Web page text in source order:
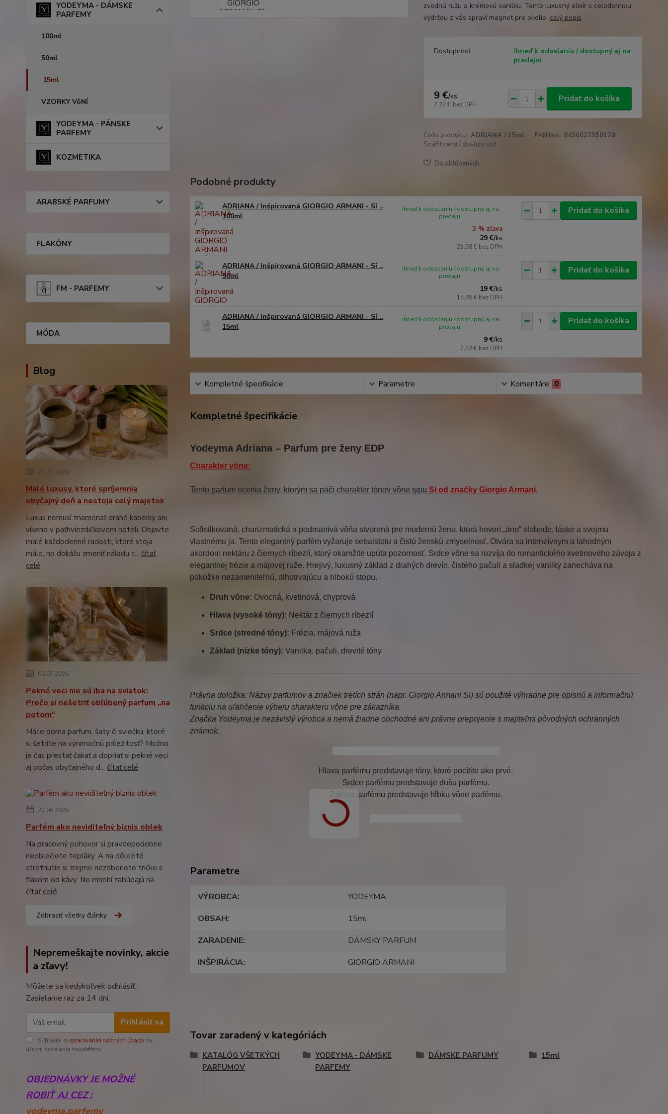
YODEYMA - DÁMSKE
PARFEMY
100ml
50ml
15ml
VZORKY VôNÍ
YODEYMA - PÁNSKE
PARFEMY
KOZMETIKA
ARABSKÉ PARFUMY
FLAKÓNY
FM - PARFEMY
MÓDA
Blog
25.07.2026
Malé luxusy, ktoré spríjemnia
obyčajný deň a nestoja celý majetok
Luxus nemusí znamenať drahé kabelky ani
víkend v päťhviezdičkovom hoteli. Objavte
malé každodenné radosti, ktoré stoja
málo, no dokážu zmeniť náladu c... čítať
celé
06.07.2026
Pekné veci nie sú iba na sviatok:
Prečo si nešetriť obľúbený parfum „na
potom“
Máte doma parfum, šaty či sviečku, ktoré
si šetríte na výnimočnú príležitosť? Možno
je čas prestať čakať a dopriať si pekné veci
aj počas obyčajného d... čítať celé
22.06.2026
Parfém ako neviditeľný biznis oblek
Na pracovný pohovor si pravdepodobne
neoblečiete tepláky. A na dôležité
stretnutie si zrejme nezoberiete tričko s
fľakom od kávy. No mnohí zabúdajú na...
čítať celé
Zobraziť všetky články
Nepremeškajte novinky, akcie
a zľavy!
Môžete sa kedykoľvek odhlásiť.
Zasielame raz za 14 dní.
Prihlásiť sa
Súhlasím so spracovaním osobných údajov za
účelom zasielania newslettera.
OBJEDNÁVKY JE MOŽNÉ
ROBIŤ AJ CEZ :
yodeyma.parfemy
zvodnú ružu a krémovú vanilku. Tento luxusný elixír s celodennou
výdržou z vás spraví magnet pre okolie. celý popis
Dostupnosť
ihneď k odoslaniu / dostupný aj na
predajni
9 €/ks
7,32 € bez DPH
Pridať do košíka
Číslo produktu: ADRIANA / 15ml EAN kód: 8436022350120
Strážiť cenu / dostupnosť
Do obľúbených
Podobné produkty
ADRIANA / Inšpirovaná GIORGIO ARMANI - Sí ..
100ml
3 % zľava
29 €/ks
23,58 € bez DPH
ihneď k odoslaniu / dostupný aj na
predajni
Pridať do košíka
ADRIANA / Inšpirovaná GIORGIO ARMANI - Sí ..
50ml
19 €/ks
15,45 € bez DPH
ihneď k odoslaniu / dostupný aj na
predajni
Pridať do košíka
ADRIANA / Inšpirovaná GIORGIO ARMANI - Sí ..
15ml
9 €/ks
7,32 € bez DPH
ihneď k odoslaniu / dostupný aj na
predajni
Pridať do košíka
Kompletné špecifikácie Parametre Komentáre 0
Kompletné špecifikácie
Yodeyma Adriana – Parfum pre ženy EDP
Charakter vône:
Tento parfum ocenia ženy, ktorým sa páči charakter tónov vône typu Siod značky Giorgio Armani.
Sofistikovaná, charizmatická a podmanivá vôňa stvorená pre modernú ženu, ktorá hovorí „áno“ slobode, láske a svojmu
vlastnému ja. Tento elegantný parfém vyžaruje sebaistotu a čistú ženskú zmyselnosť. Otvára sa intenzívnym a lahodným
akordom nektáru z čiernych ríbezlí, ktorý okamžite upúta pozornosť. Srdce vône sa rozvíja do romantického kvetinového závoja z
elegantnej frézie a májovej ruže. Hrejivý, luxusný základ z drahých drevín, čistého pačuli a sladkej vanilky zanecháva na
pokožke nezameniteľnú, dlhotrvajúcu a hlbokú stopu.
Druh vône: Ovocná, kvetinová, chyprová
Hlava (vysoké tóny): Nektár z čiernych ríbezlí
Srdce (stredné tóny): Frézia, májová ruža
Základ (nízke tóny): Vanilka, pačuli, drevité tóny
Právna doložka: Názvy parfumov a značiek tretích strán (napr. Giorgio Armani Si) sú použité výhradne pre opisnú a informačnú
funkciu na uľahčenie výberu charakteru vône pre zákazníka.
Značka Yodeyma je nezávislý výrobca a nemá žiadne obchodné ani právne prepojenie s majiteľmi pôvodných ochranných
známok.
Hlava parfému predstavuje tóny, ktoré pocítite ako prvé.
Srdce parfému predstavuje dušu parfému.
Základ parfému predstavuje hĺbku vône parfému.
Parametre
VÝROBCA
YODEYMA
OBSAH
15ml
ZARADENIE
DÁMSKY PARFUM
INŠPIRÁCIA
GIORGIO ARMANI
Tovar zaradený v kategóriách
KATALÓG VŠETKÝCH
PARFUMOV
YODEYMA - DÁMSKE
PARFEMY
DÁMSKE PARFUMY 15ml